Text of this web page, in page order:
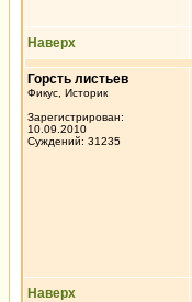
Наверх
Горсть листьев
Фикус, Историк
Зарегистрирован:
10.09.2010
Суждений: 31235
Наверх